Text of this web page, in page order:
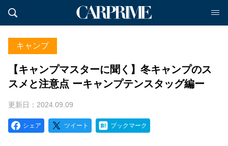
キャンプ
【キャンプマスターに聞く】冬キャンプのス
スメと注意点 ーキャンプテンスタッグ編ー
更新日：2024.09.09
シェア ツイート ブックマーク